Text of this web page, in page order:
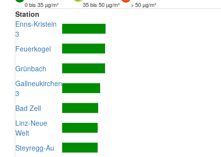
0 bis 35 µg/m³
35 bis 50 µg/m³ > 50 µg/m³
Station
Enns-Kristein
3
Feuerkogel
Grünbach
Gallneukirchen
3
Bad Zell
Linz-Neue
Welt
Steyregg-Au